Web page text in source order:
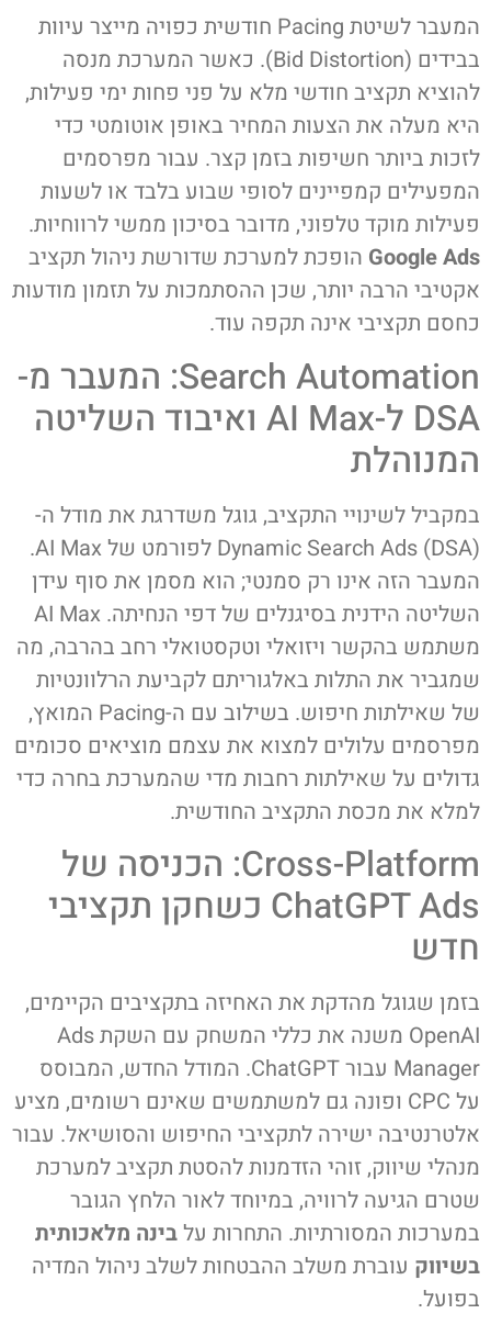
המעבר לשיטת Pacing חודשית כפויה מייצר עיוות
בבידים (Bid Distortion). כאשר המערכת מנסה
להוציא תקציב חודשי מלא על פני פחות ימי פעילות,
היא מעלה את הצעות המחיר באופן אוטומטי כדי
לזכות ביותר חשיפות בזמן קצר. עבור מפרסמים
המפעילים קמפיינים לסופי שבוע בלבד או לשעות
פעילות מוקד טלפוני, מדובר בסיכון ממשי לרווחיות.
Google Ads הופכת למערכת שדורשת ניהול תקציב
אקטיבי הרבה יותר, שכן ההסתמכות על תזמון מודעות
כחסם תקציבי אינה תקפה עוד.
Search Automation: המעבר מ-
DSA ל-AI Max ואיבוד השליטה
המנוהלת
במקביל לשינויי התקציב, גוגל משדרגת את מודל ה-
Dynamic Search Ads (DSA) לפורמט של AI Max.
המעבר הזה אינו רק סמנטי; הוא מסמן את סוף עידן
השליטה הידנית בסיגנלים של דפי הנחיתה. AI Max
משתמש בהקשר ויזואלי וטקסטואלי רחב בהרבה, מה
שמגביר את התלות באלגוריתם לקביעת הרלוונטיות
של שאילתות חיפוש. בשילוב עם ה-Pacing המואץ,
מפרסמים עלולים למצוא את עצמם מוציאים סכומים
גדולים על שאילתות רחבות מדי שהמערכת בחרה כדי
למלא את מכסת התקציב החודשית.
Cross-Platform: הכניסה של
ChatGPT Ads כשחקן תקציבי
חדש
בזמן שגוגל מהדקת את האחיזה בתקציבים הקיימים,
OpenAI משנה את כללי המשחק עם השקת Ads
Manager עבור ChatGPT. המודל החדש, המבוסס
על CPC ופונה גם למשתמשים שאינם רשומים, מציע
אלטרנטיבה ישירה לתקציבי החיפוש והסושיאל. עבור
מנהלי שיווק, זוהי הזדמנות להסטת תקציב למערכת
שטרם הגיעה לרוויה, במיוחד לאור הלחץ הגובר
במערכות המסורתיות. התחרות עלבינה מלאכותית
בשיווק עוברת משלב ההבטחות לשלב ניהול המדיה
בפועל.